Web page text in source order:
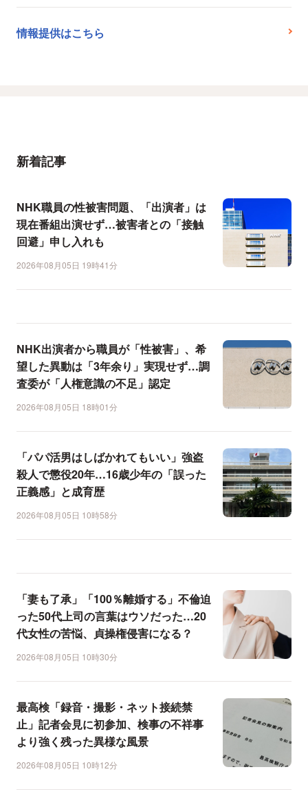
情報提供はこちら
新着記事
NHK職員の性被害問題、「出演者」は
現在番組出演せず…被害者との「接触
回避」申し入れも
2026年08月05日 19時41分
NHK出演者から職員が「性被害」、希
望した異動は「3年余り」実現せず…調
査委が「人権意識の不足」認定
2026年08月05日 18時01分
「パパ活男はしばかれてもいい」強盗
殺人で懲役20年…16歳少年の「誤った
正義感」と成育歴
2026年08月05日 10時58分
「妻も了承」「100％離婚する」不倫迫
った50代上司の言葉はウソだった…20
代女性の苦悩、貞操権侵害になる？
2026年08月05日 10時30分
最高検「録音・撮影・ネット接続禁
止」記者会見に初参加、検事の不祥事
より強く残った異様な風景
2026年08月05日 10時12分